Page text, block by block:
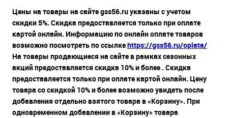
Цены на товары на сайте gss56.ru указаны с учетом
скидки 5%. Скидка предоставляется только при оплате
картой онлайн. Информацию по онлайн оплате товаров
возможно посмотреть по ссылкеhttps://gss56.ru/oplata/
На товары продающиеся на сайте в рамках сезонных
акций предоставляется скидка 10% и более . Скидка
предоставляется только при оплате картой онлайн. Цену
товара со скидкой 10% и более возможно увидеть после
добавления отдельно взятого товара в «Корзину». При
одновременном добавлении в «Корзину» товара